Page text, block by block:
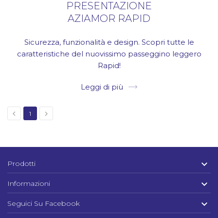
PRESENTAZIONE
AZIAMOR RAPID
Sicurezza, funzionalità e design. Scopri tutte le
caratteristiche del nuovissimo passeggino leggero
Rapid!
Leggi di più
 1 
Prodotti 
Informazioni 
Seguici Su Facebook 